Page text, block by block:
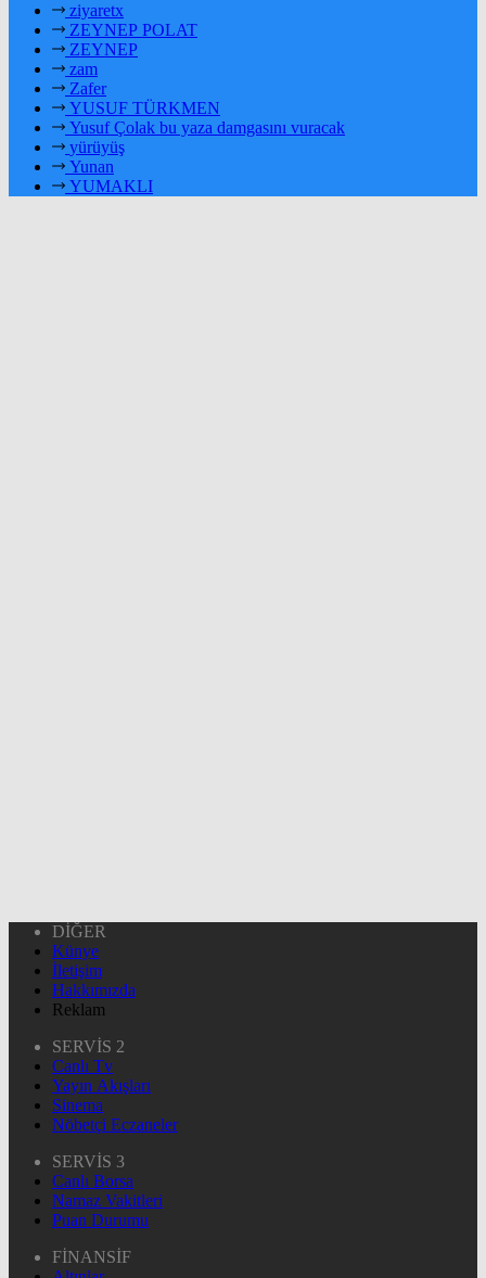
ziyaretx
ZEYNEP POLAT
ZEYNEP
zam
Zafer
YUSUF TÜRKMEN
Yusuf Çolak bu yaza damgasını vuracak
yürüyüş
Yunan
YUMAKLI
DİĞER
Künye
İletişim
Hakkımızda
Reklam
SERVİS 2
Canlı Tv
Yayın Akışları
Sinema
Nöbetçi Eczaneler
SERVİS 3
Canlı Borsa
Namaz Vakitleri
Puan Durumu
FİNANSİF